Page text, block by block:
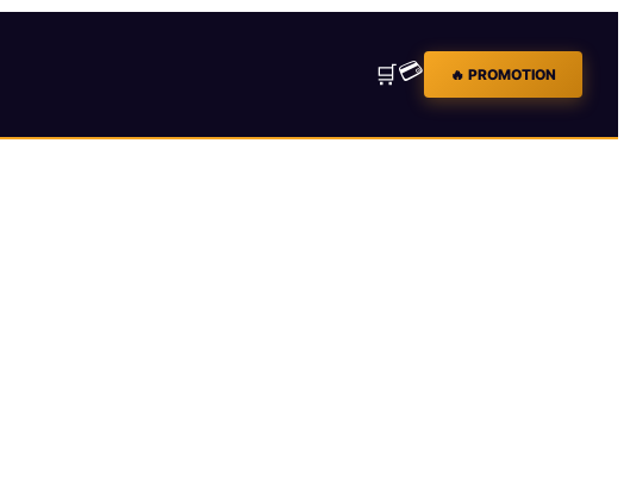
🛒💳 🔥 PROMOTION